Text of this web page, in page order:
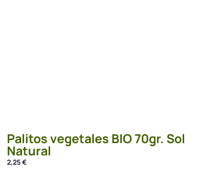
Palitos vegetales BIO 70gr. Sol
Natural
2,25€